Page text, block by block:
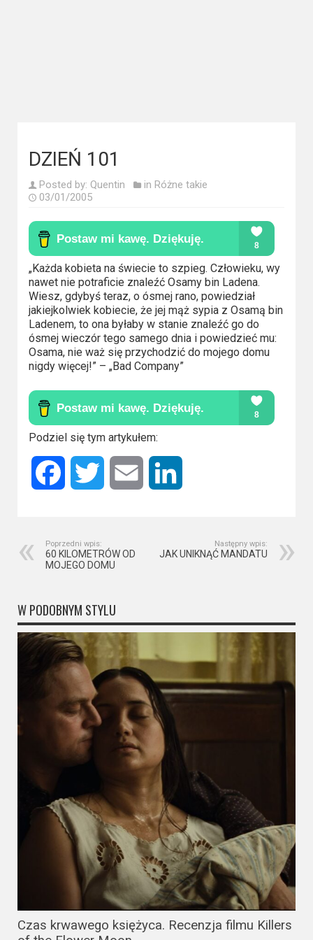
dokumentalne
Horrory
azjatyckie
Kino
europejskie
Kino
polskie
Komedie
Korea
Południowa
oparte
na
Thrillery
Streaming
Amazon
Prime
Video
Apple
TV
Disney+
HBO
Max
Netflix
Showtime
Podsumowania
DZIEŃ 101
Posted by: Quentin in Różne takie
03/01/2005
„Każda kobieta na świecie to szpieg. Człowieku, wy
nawet nie potraficie znaleźć Osamy bin Ladena.
Wiesz, gdybyś teraz, o ósmej rano, powiedział
jakiejkolwiek kobiecie, że jej mąż sypia z Osamą bin
Ladenem, to ona byłaby w stanie znaleźć go do
ósmej wieczór tego samego dnia i powiedzieć mu:
Osama, nie waż się przychodzić do mojego domu
nigdy więcej!” – „Bad Company”
Podziel się tym artykułem:
Facebook Twitter Email
Poprzedni wpis:
60 KILOMETRÓW OD
MOJEGO DOMU
Następny wpis:
JAK UNIKNĄĆ MANDATU
W PODOBNYM STYLU
Czas krwawego księżyca. Recenzja filmu Killers